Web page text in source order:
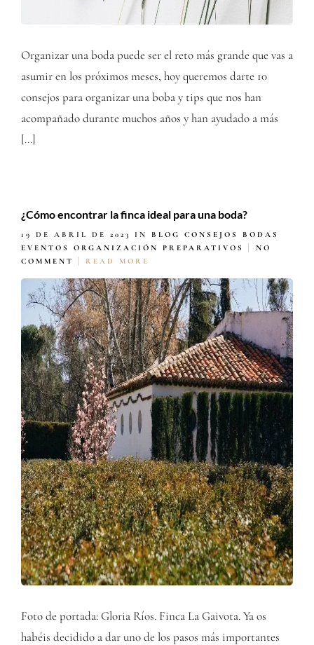
Organizar una boda puede ser el reto más grande que vas a
asumir en los próximos meses, hoy queremos darte 10
consejos para organizar una boba y tips que nos han
acompañado durante muchos años y han ayudado a más
[…]
¿Cómo encontrar la finca ideal para una boda?
19 DE ABRIL DE 2023 IN BLOG
CONSEJOS BODAS
EVENTOS
ORGANIZACIÓN PREPARATIVOS
NO
COMMENT
READ MORE
Foto de portada: Gloria Ríos. Finca La Gaivota. Ya os
habéis decidido a dar uno de los pasos más importantes